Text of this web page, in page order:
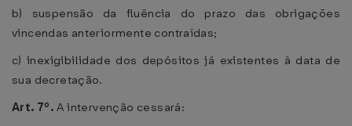
b) suspensão da fluência do prazo das obrigações
vincendas anteriormente contraídas;
c) inexigibilidade dos depósitos já existentes à data de
sua decretação.
Art. 7º. A intervenção cessará: